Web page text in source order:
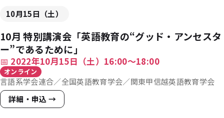
10月15日（土）
10月 特別講演会「英語教育の“グッド・アンセスタ
ー”であるために」
📅 2022年10月15日（土）16:00～18:00
オンライン
言語系学会連合／全国英語教育学会／関東甲信越英語教育学会
詳細・申込 →